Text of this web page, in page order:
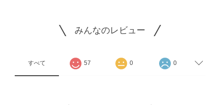
みんなのレビュー
すべて 57 0 0